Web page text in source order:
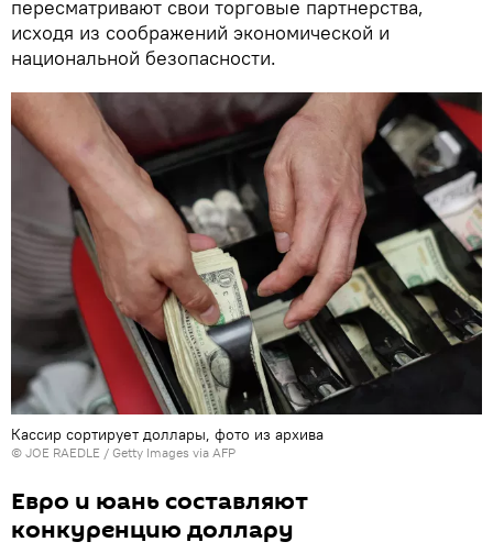
пересматривают свои торговые партнерства,
исходя из соображений экономической и
национальной безопасности.
Кассир сортирует доллары, фото из архива
© JOE RAEDLE / Getty Images via AFP
Евро и юань составляют
конкуренцию доллару